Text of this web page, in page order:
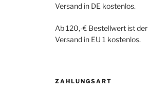
Versand in DE kostenlos.
Ab 120,-€ Bestellwert ist der
Versand in EU 1 kostenlos.
ZAHLUNGSART